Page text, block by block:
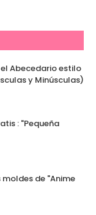
Abecedario estilo
y Minúsculas)
: "Pequeña
moldes de "Anime